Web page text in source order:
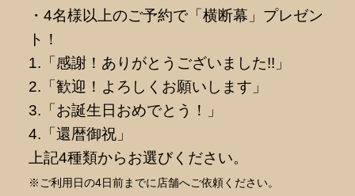
・4名様以上のご予約で「横断幕」プレゼン
ト！
1.「感謝！ありがとうございました!!」
2.「歓迎！よろしくお願いします」
3.「お誕生日おめでとう！」
4.「還暦御祝」
上記4種類からお選びください。
※ご利用日の4日前までに店舗へご依頼ください。